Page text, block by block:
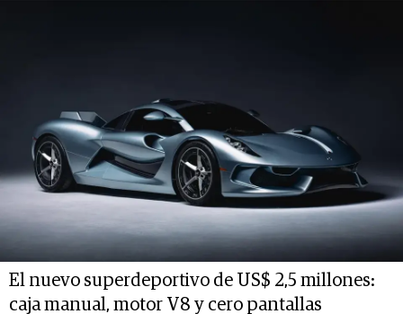
El nuevo superdeportivo de US$ 2,5 millones:
caja manual, motor V8 y cero pantallas